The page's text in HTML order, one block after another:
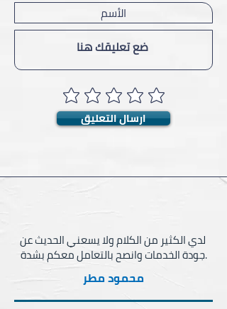
ارسال التعليق
محمود مطر